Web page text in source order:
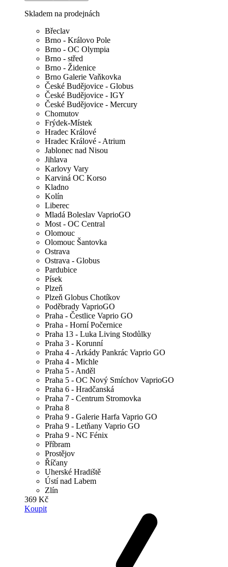
Skladem na prodejnách
Břeclav
Brno - Královo Pole
Brno - OC Olympia
Brno - střed
Brno - Židenice
Brno Galerie Vaňkovka
České Budějovice - Globus
České Budějovice - IGY
České Budějovice - Mercury
Chomutov
Frýdek-Místek
Hradec Králové
Hradec Králové - Atrium
Jablonec nad Nisou
Jihlava
Karlovy Vary
Karviná OC Korso
Kladno
Kolín
Liberec
Mladá Boleslav VaprioGO
Most - OC Central
Olomouc
Olomouc Šantovka
Ostrava
Ostrava - Globus
Pardubice
Písek
Plzeň
Plzeň Globus Chotíkov
Poděbrady VaprioGO
Praha - Čestlice Vaprio GO
Praha - Horní Počernice
Praha 13 - Luka Living Stodůlky
Praha 3 - Korunní
Praha 4 - Arkády Pankrác Vaprio GO
Praha 4 - Michle
Praha 5 - Anděl
Praha 5 - OC Nový Smíchov VaprioGO
Praha 6 - Hradčanská
Praha 7 - Centrum Stromovka
Praha 8
Praha 9 - Galerie Harfa Vaprio GO
Praha 9 - Letňany Vaprio GO
Praha 9 - NC Fénix
Příbram
Prostějov
Říčany
Uherské Hradiště
Ústí nad Labem
Zlín
369 Kč
Koupit